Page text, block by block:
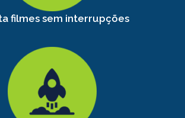
filmes sem interrupções